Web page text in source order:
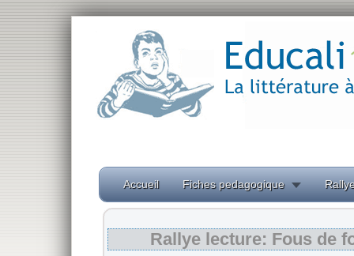
Accueil Fiches pedagogique
Rallye lecture: Fous de